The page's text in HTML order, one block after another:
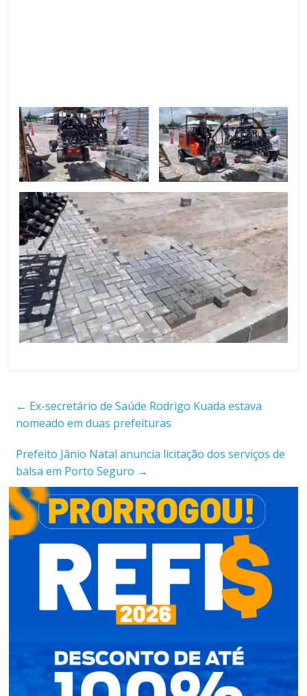
← Ex-secretário de Saúde Rodrigo Kuada estava
nomeado em duas prefeituras
Prefeito Jânio Natal anuncia licitação dos serviços de
balsa em Porto Seguro →